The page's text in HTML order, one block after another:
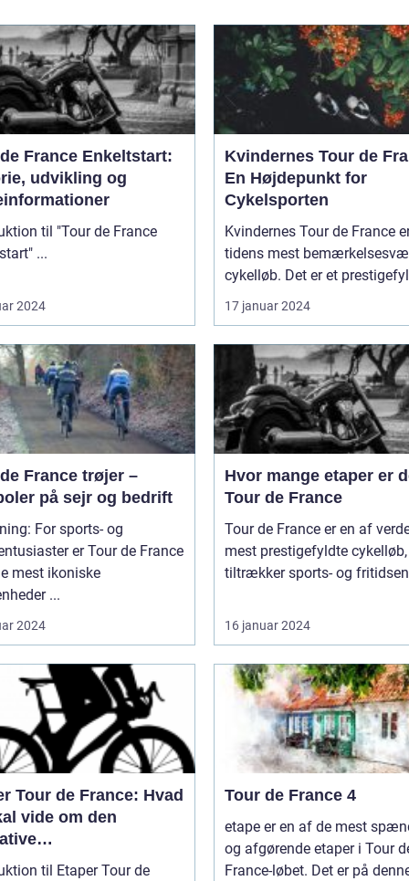
France Enkeltstart:
udvikling og
til "Tour de France
Enkeltstart" ...
2024
Kvindernes Tour de
En Højdepunkt for
Cykelsporten
Kvindernes Tour de France
tidens mest
cykelløb. Det er et
17 januar 2024
France trøjer –
på sejr og bedrift
For sports- og
er Tour de France
mest ikoniske
...
2024
Hvor mange etaper er
Tour de France
Tour de France er en af
mest prestigefyldte
tiltrækker sports- og
16 januar 2024
Tour de France: Hvad
vide om den
til Etaper Tour de
Tour de France 4
etape er en af de mest
og afgørende etaper i Tour
France-løbet. Det er på